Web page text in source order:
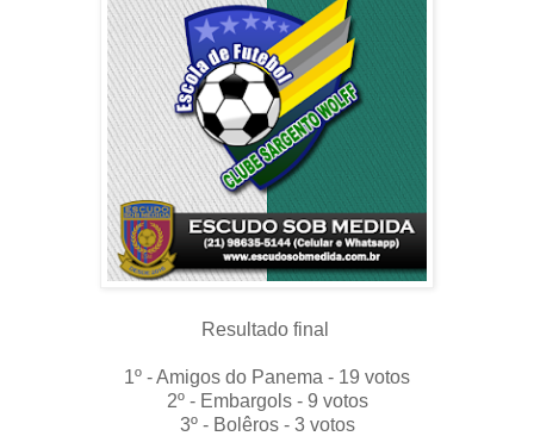
Resultado final
1º - Amigos do Panema - 19 votos
2º - Embargols - 9 votos
3º - Bolêros - 3 votos